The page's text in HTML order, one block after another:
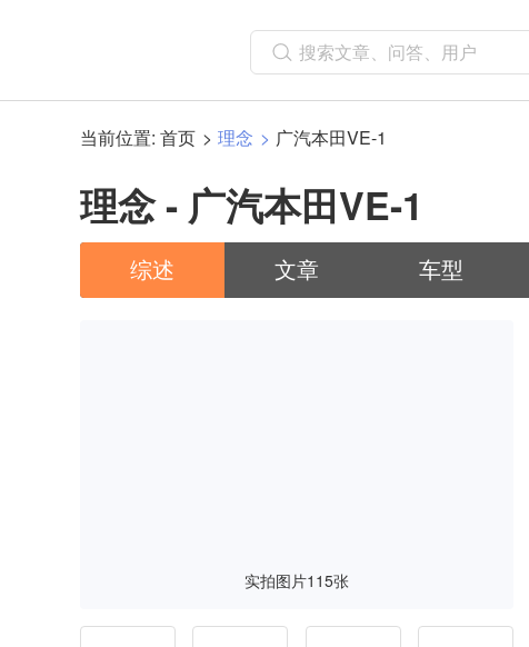
当前位置: 首页 理念 广汽本田VE-1
理念 - 广汽本田VE-1
综述 文章 车型
实拍图片115张